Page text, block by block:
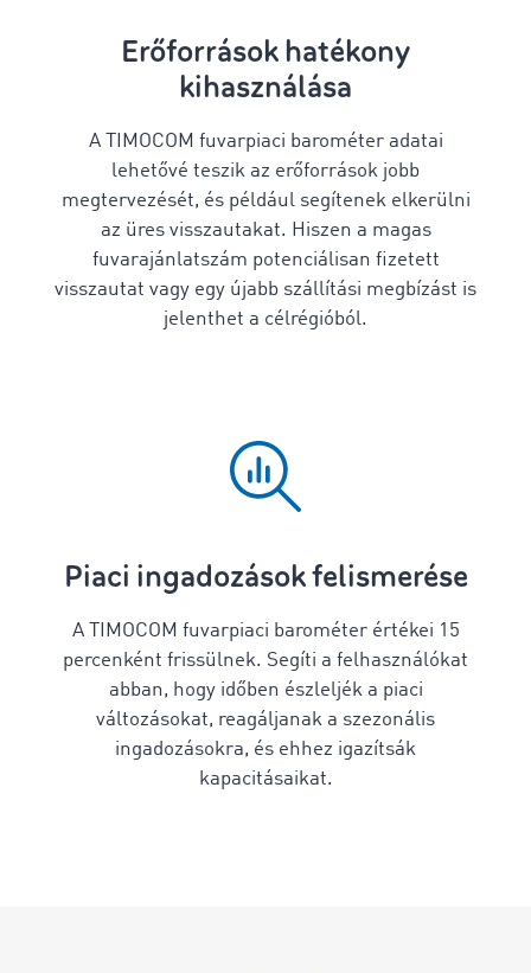
Erőforrások hatékony
kihasználása
A TIMOCOM fuvarpiaci barométer adatai
lehetővé teszik az erőforrások jobb
megtervezését, és például segítenek elkerülni
az üres visszautakat. Hiszen a magas
fuvarajánlatszám potenciálisan fizetett
visszautat vagy egy újabb szállítási megbízást is
jelenthet a célrégióból.
Piaci ingadozások felismerése
A TIMOCOM fuvarpiaci barométer értékei 15
percenként frissülnek. Segíti a felhasználókat
abban, hogy időben észleljék a piaci
változásokat, reagáljanak a szezonális
ingadozásokra, és ehhez igazítsák
kapacitásaikat.